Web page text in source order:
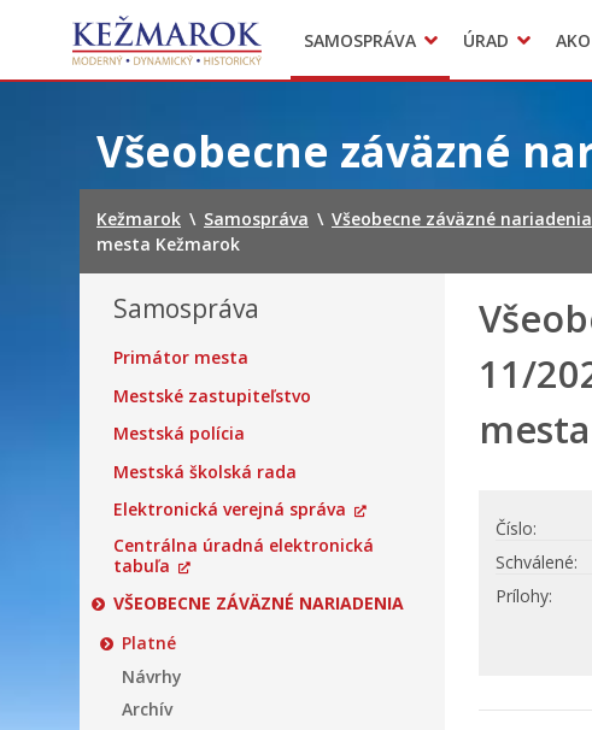
SAMOSPRÁVA
Mestská polícia
ÚRAD
Sekcie úradu
Všeobecne záväzné
Kežmarok \ Samospráva \ Všeobecne záväzné nariadenia
mesta Kežmarok
Samospráva
Primátor mesta
Mestské zastupiteľstvo
Mestská polícia
Mestská školská rada
Elektronická verejná správa
Centrálna úradná elektronická
tabuľa
VŠEOBECNE ZÁVÄZNÉ NARIADENIA
Platné
Návrhy
Archív
11/
Číslo
Schválené
Prílohy